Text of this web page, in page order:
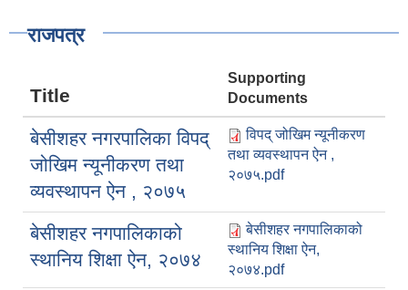
राजपत्र
Title
Supporting
Documents
बेसीशहर नगरपालिका विपद्
जोखिम न्यूनीकरण तथा
व्यवस्थापन ऐन , २०७५
विपद् जोखिम न्यूनीकरण
तथा व्यवस्थापन ऐन ,
२०७५.pdf
बेसीशहर नगपालिकाको
स्थानिय शिक्षा ऐन, २०७४
बेसीशहर नगपालिकाको
स्थानिय शिक्षा ऐन,
२०७४.pdf